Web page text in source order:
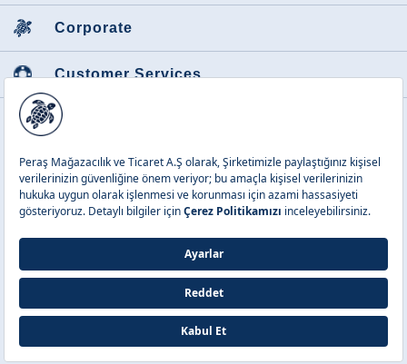
Corporate
Customer Services
Featured Categories
Copyright © 2026 Vilebrequin. All
rights reserved.